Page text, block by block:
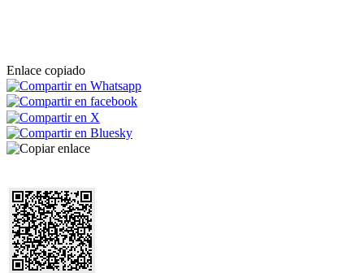
Enlace copiado